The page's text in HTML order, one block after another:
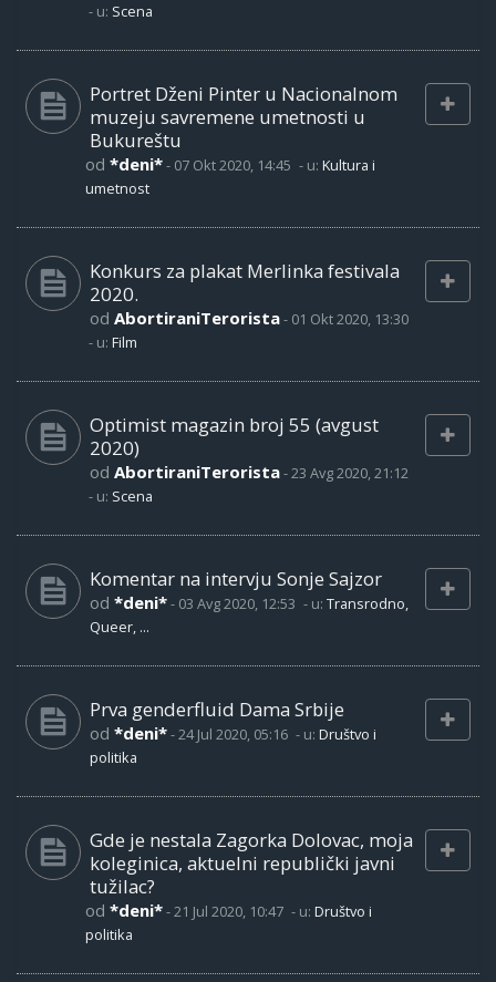
- u: Scena
Portret Dženi Pinter u Nacionalnom
muzeju savremene umetnosti u
Bukureštu
od *deni*- 07 Okt 2020, 14:45 - u: Kultura i
umetnost
Konkurs za plakat Merlinka festivala
2020.
od AbortiraniTerorista- 01 Okt 2020, 13:30
- u: Film
Optimist magazin broj 55 (avgust
2020)
od AbortiraniTerorista-23 Avg 2020, 21:12
- u: Scena
Komentar na intervju Sonje Sajzor
od *deni*- 03 Avg 2020, 12:53 - u: Transrodno,
Queer, ...
Prva genderfluid Dama Srbije
od *deni*-24 Jul 2020, 05:16 - u: Društvo i
politika
Gde je nestala Zagorka Dolovac, moja
koleginica, aktuelni republički javni
tužilac?
od *deni*-21 Jul 2020, 10:47 - u: Društvo i
politika